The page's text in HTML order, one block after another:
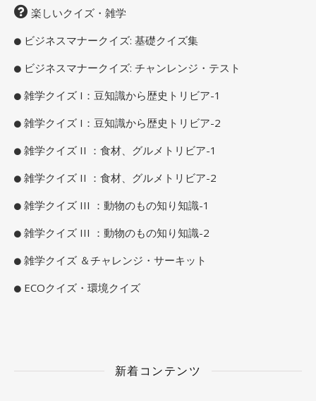
楽しいクイズ・雑学
ビジネスマナークイズ: 基礎クイズ集
ビジネスマナークイズ: チャンレンジ・テスト
雑学クイズ I：豆知識から歴史トリビア-1
雑学クイズ I：豆知識から歴史トリビア-2
雑学クイズ II ：食材、グルメトリビア-1
雑学クイズ II ：食材、グルメトリビア-2
雑学クイズ III ：動物のもの知り知識-1
雑学クイズ III ：動物のもの知り知識-2
雑学クイズ ＆チャレンジ・サーキット
ECOクイズ・環境クイズ
新着コンテンツ